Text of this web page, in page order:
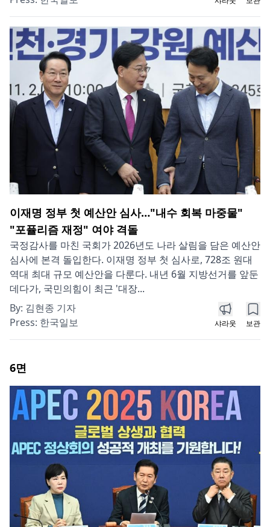
이재명 정부 첫 예산안 심사…"내수 회복 마중물"
"포퓰리즘 재정" 여야 격돌
국정감사를 마친 국회가 2026년도 나라 살림을 담은 예산안
심사에 본격 돌입한다. 이재명 정부 첫 심사로, 728조 원대
역대 최대 규모 예산안을 다룬다. 내년 6월 지방선거를 앞둔
데다가, 국민의힘이 최근 '대장...
By: 김현종 기자
Press: 한국일보 샤라웃 보관
6면